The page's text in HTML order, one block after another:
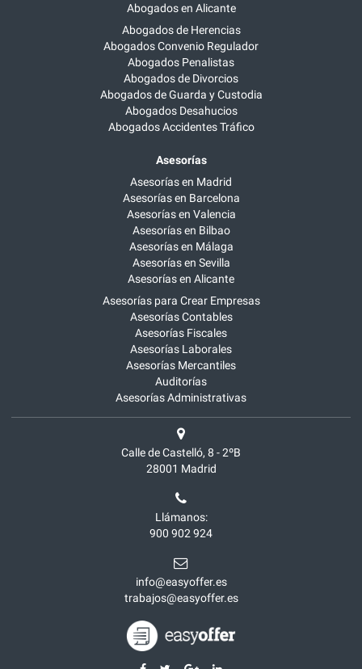
Abogados en Alicante
Abogados de Herencias
Abogados Convenio Regulador
Abogados Penalistas
Abogados de Divorcios
Abogados de Guarda y Custodia
Abogados Desahucios
Abogados Accidentes Tráfico
Asesorías
Asesorías en Madrid
Asesorías en Barcelona
Asesorías en Valencia
Asesorías en Bilbao
Asesorías en Málaga
Asesorías en Sevilla
Asesorías en Alicante
Asesorías para Crear Empresas
Asesorías Contables
Asesorías Fiscales
Asesorías Laborales
Asesorías Mercantiles
Auditorías
Asesorías Administrativas
Calle de Castelló, 8 - 2ºB
28001 Madrid
Llámanos:
900 902 924
info@easyoffer.es
trabajos@easyoffer.es